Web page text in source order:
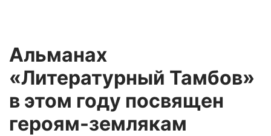
Альманах
«Литературный Тамбов»
в этом году посвящен
героям-землякам